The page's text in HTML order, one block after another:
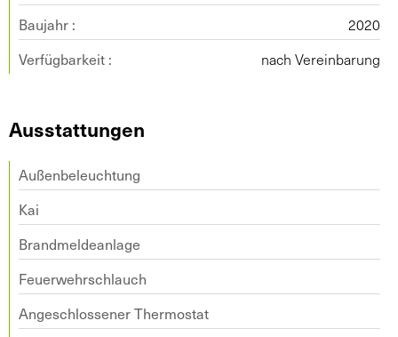
Baujahr :
2020
Verfügbarkeit :
nach Vereinbarung
Ausstattungen
Außenbeleuchtung
Kai
Brandmeldeanlage
Feuerwehrschlauch
Angeschlossener Thermostat